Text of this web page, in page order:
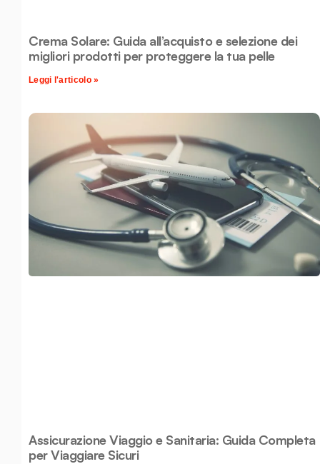
Crema Solare: Guida all’acquisto e selezione dei
migliori prodotti per proteggere la tua pelle
Leggi l'articolo »
Assicurazione Viaggio e Sanitaria: Guida Completa
per Viaggiare Sicuri